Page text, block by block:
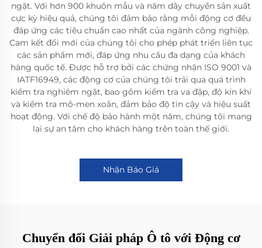
ngặt. Với hơn 900 khuôn mẫu và năm dây chuyền sản xuất
cực kỳ hiệu quả, chúng tôi đảm bảo rằng mỗi động cơ đều
đáp ứng các tiêu chuẩn cao nhất của ngành công nghiệp.
Cam kết đổi mới của chúng tôi cho phép phát triển liên tục
các sản phẩm mới, đáp ứng nhu cầu đa dạng của khách
hàng quốc tế. Được hỗ trợ bởi các chứng nhận ISO 9001 và
IATF16949, các động cơ của chúng tôi trải qua quá trình
kiểm tra nghiêm ngặt, bao gồm kiểm tra va đập, độ kín khí
và kiểm tra mô-men xoắn, đảm bảo độ tin cậy và hiệu suất
hoạt động. Với chế độ bảo hành một năm, chúng tôi mang
lại sự an tâm cho khách hàng trên toàn thế giới.
Nhận Báo Giá
Chuyển đổi Giải pháp Ô tô với Động cơ